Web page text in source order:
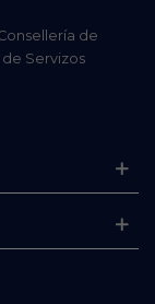
de
Servizos